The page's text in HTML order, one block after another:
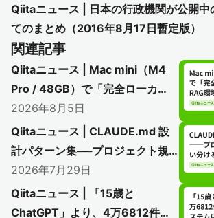
Qiitaニュース | 日本の行政機関が公開中
てのまとめ（2016年8月17日暫定版）
関連記事
Qiitaニュース | Mac mini（M4
Pro / 48GB）で「完全ローカ
ル」のLLM + RAG環境を構築し
てみた
2026年8月5日
Qiitaニュース | CLAUDE.md 設
計パターン集──プロジェクト規
模別に使い分ける7つのテンプレ
ート
2026年7月29日
Qiitaニュース | 「15歳と
ChatGPT」より、4万6812件が